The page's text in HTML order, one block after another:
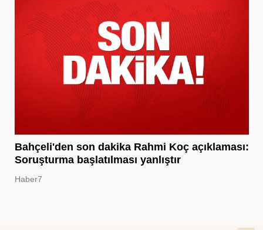
Bahçeli'den son dakika Rahmi Koç açıklaması:
Soruşturma başlatılması yanlıştır
Haber7